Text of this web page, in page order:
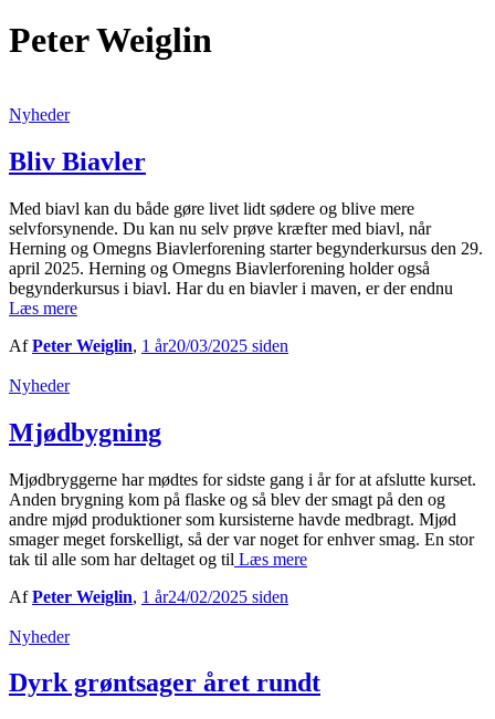
Peter Weiglin
Nyheder
Bliv Biavler
Med biavl kan du både gøre livet lidt sødere og blive mere
selvforsynende. Du kan nu selv prøve kræfter med biavl, når
Herning og Omegns Biavlerforening starter begynderkursus den 29.
april 2025. Herning og Omegns Biavlerforening holder også
begynderkursus i biavl. Har du en biavler i maven, er der endnu
Læs mere
AfPeter Weiglin, 1 år20/03/2025 siden
Nyheder
Mjødbygning
Mjødbryggerne har mødtes for sidste gang i år for at afslutte kurset.
Anden brygning kom på flaske og så blev der smagt på den og
andre mjød produktioner som kursisterne havde medbragt. Mjød
smager meget forskelligt, så der var noget for enhver smag. En stor
tak til alle som har deltaget og til Læs mere
AfPeter Weiglin, 1 år24/02/2025 siden
Nyheder
Dyrk grøntsager året rundt